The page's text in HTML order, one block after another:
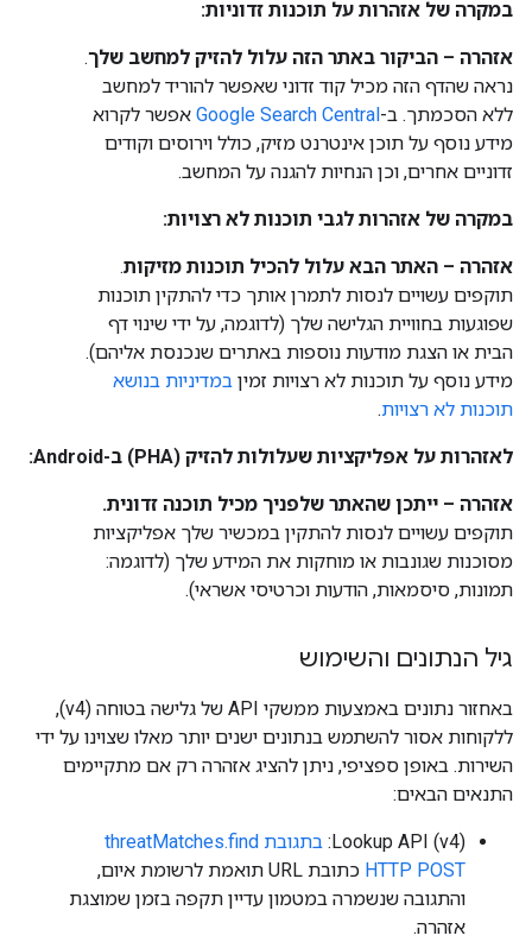
במקרה של אזהרות על תוכנות זדוניות:
אזהרה – הביקור באתר הזה עלול להזיק למחשב שלך.
נראה שהדף הזה מכיל קוד זדוני שאפשר להוריד למחשב
ללא הסכמתך. ב-Google Search Central אפשר לקרוא
מידע נוסף על תוכן אינטרנט מזיק, כולל וירוסים וקודים
זדוניים אחרים, וכן הנחיות להגנה על המחשב.
במקרה של אזהרות לגבי תוכנות לא רצויות:
אזהרה – האתר הבא עלול להכיל תוכנות מזיקות.
תוקפים עשויים לנסות לתמרן אותך כדי להתקין תוכנות
שפוגעות בחוויית הגלישה שלך (לדוגמה, על ידי שינוי דף
הבית או הצגת מודעות נוספות באתרים שנכנסת אליהם).
מידע נוסף על תוכנות לא רצויות זמין במדיניות בנושא
תוכנות לא רצויות.
לאזהרות על אפליקציות שעלולות להזיק (PHA) ב-Android:
אזהרה – ייתכן שהאתר שלפניך מכיל תוכנה זדונית.
תוקפים עשויים לנסות להתקין במכשיר שלך אפליקציות
מסוכנות שגונבות או מוחקות את המידע שלך (לדוגמה:
תמונות, סיסמאות, הודעות וכרטיסי אשראי).
גיל הנתונים והשימוש
באחזור נתונים באמצעות ממשקי API של גלישה בטוחה (v4),
ללקוחות אסור להשתמש בנתונים ישנים יותר מאלו שצוינו על ידי
השירות. באופן ספציפי, ניתן להציג אזהרה רק אם מתקיימים
התנאים הבאים:
Lookup API (v4):
בתגובת threatMatches.find
HTTP POST
כתובת URL תואמת לרשומת איום,
והתגובה שנשמרה במטמון עדיין תקפה בזמן שמוצגת
אזהרה.